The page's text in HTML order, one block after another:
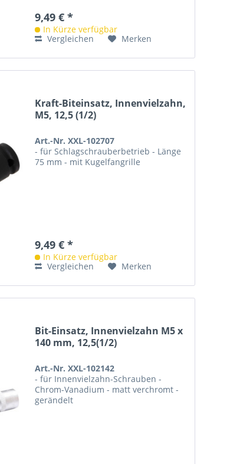
9,49 € *
In Kürze verfügbar
Vergleichen
Merken
Kraft-Biteinsatz, Innenvielzahn,
M5, 12,5 (1/2)
Art.-Nr. XXL-102707
- für Schlagschrauberbetrieb - Länge
75 mm - mit Kugelfangrille
9,49 € *
In Kürze verfügbar
Vergleichen
Merken
Bit-Einsatz, Innenvielzahn M5 x
140 mm, 12,5(1/2)
Art.-Nr. XXL-102142
- für Innenvielzahn-Schrauben -
Chrom-Vanadium - matt verchromt -
gerändelt